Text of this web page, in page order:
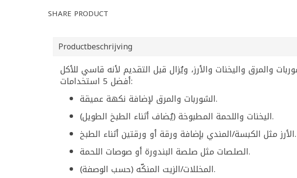
SHARE PRODUCT
Productbeschrijving
أفضل 5 استخدامات:
الشوربات والمرق لإضافة نكهة عميقة.
اليخنات واللحمة المطبوخة (يُضاف أثناء الطبخ الطويل).
الأرز مثل الكبسة/المندي بإضافة ورقة أو ورقتين أثناء الطبخ.
الصلصات مثل صلصة البندورة أو صوصات اللحمة.
المخللات/الزيت المنكّه (حسب الوصفة).